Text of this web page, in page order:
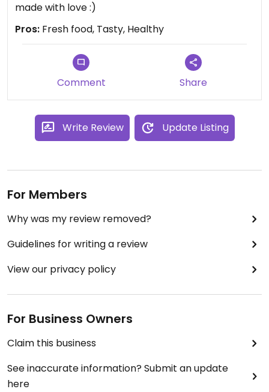
made with love :)
Pros: Fresh food, Tasty, Healthy
Comment Share
Write Review Update Listing
For Members
Why was my review removed?
Guidelines for writing a review
View our privacy policy
For Business Owners
Claim this business
See inaccurate information? Submit an update
here